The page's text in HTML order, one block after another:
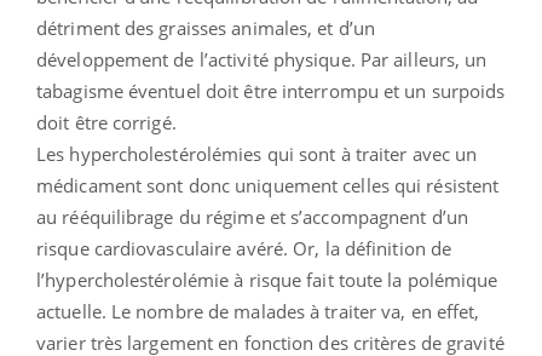
détriment des graisses animales, et d’un
développement de l’activité physique. Par ailleurs, un
tabagisme éventuel doit être interrompu et un surpoids
doit être corrigé.
Les hypercholestérolémies qui sont à traiter avec un
médicament sont donc uniquement celles qui résistent
au rééquilibrage du régime et s’accompagnent d’un
risque cardiovasculaire avéré. Or, la définition de
l’hypercholestérolémie à risque fait toute la polémique
actuelle. Le nombre de malades à traiter va, en effet,
varier très largement en fonction des critères de gravité